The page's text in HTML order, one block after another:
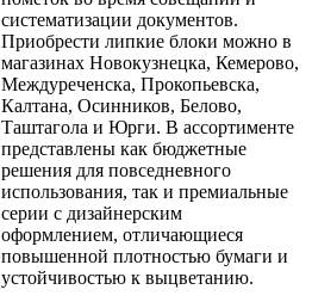
систематизации документов.
Приобрести липкие блоки можно в
магазинах Новокузнецка, Кемерово,
Междуреченска, Прокопьевска,
Калтана, Осинников, Белово,
Таштагола и Юрги. В ассортименте
представлены как бюджетные
решения для повседневного
использования, так и премиальные
серии с дизайнерским
оформлением, отличающиеся
повышенной плотностью бумаги и
устойчивостью к выцветанию.